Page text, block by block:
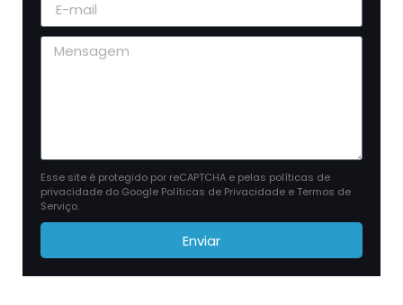
Esse site é protegido por reCAPTCHA e pelas políticas de
privacidade do Google Políticas de Privacidade e Termos de
Serviço.
Enviar